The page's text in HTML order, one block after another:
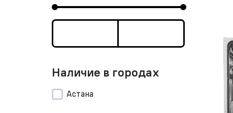
Наличие в городах
Астана